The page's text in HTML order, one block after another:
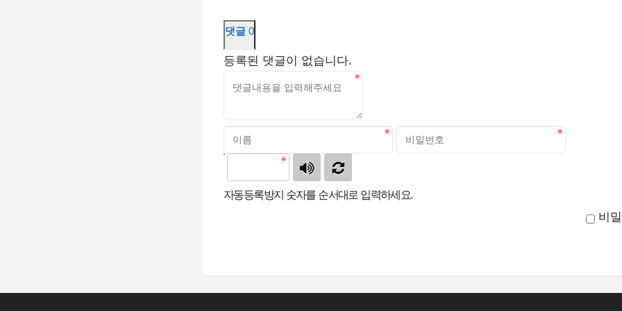
댓글 0
등록된 댓글이 없습니다.
자동등록방지 숫자를 순서대로 입력하세요.
비